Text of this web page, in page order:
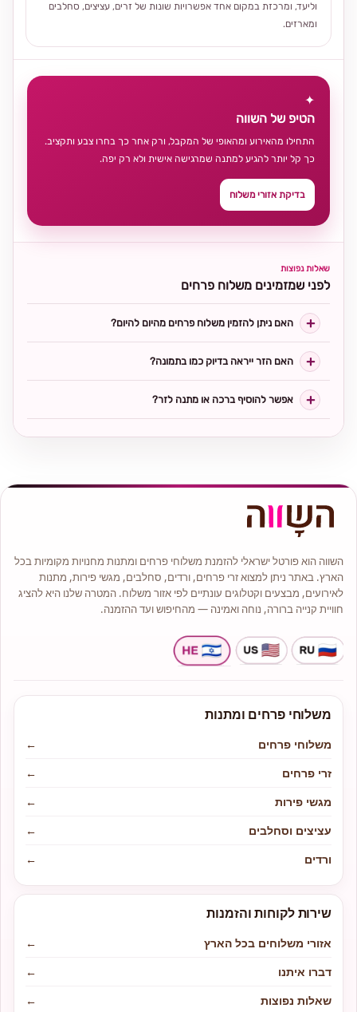
וליעד, ומרכזת במקום אחד אפשרויות שונות של זרים, עציצים, סחלבים
ומארזים.
✦
הטיפ של השווה
התחילו מהאירוע ומהאופי של המקבל, ורק אחר כך בחרו צבע ותקציב.
כך קל יותר להגיע למתנה שמרגישה אישית ולא רק יפה.
בדיקת אזורי משלוח
שאלות נפוצות
לפני שמזמינים משלוח פרחים
האם ניתן להזמין משלוח פרחים מהיום להיום?
האם הזר ייראה בדיוק כמו בתמונה?
אפשר להוסיף ברכה או מתנה לזר?
השווה הוא פורטל ישראלי להזמנת משלוחי פרחים ומתנות מחנויות מקומיות בכל
הארץ. באתר ניתן למצוא זרי פרחים, ורדים, סחלבים, מגשי פירות, מתנות
לאירועים, מבצעים וקטלוגים עונתיים לפי אזור משלוח. המטרה שלנו היא להציג
חוויית קנייה ברורה, נוחה ואמינה — מהחיפוש ועד ההזמנה.
משלוחי פרחים ומתנות
משלוחי פרחים
←
זרי פרחים
←
מגשי פירות
←
עציצים וסחלבים
←
ורדים
←
שירות לקוחות והזמנות
אזורי משלוחים בכל הארץ
←
דברו איתנו
←
שאלות נפוצות
←